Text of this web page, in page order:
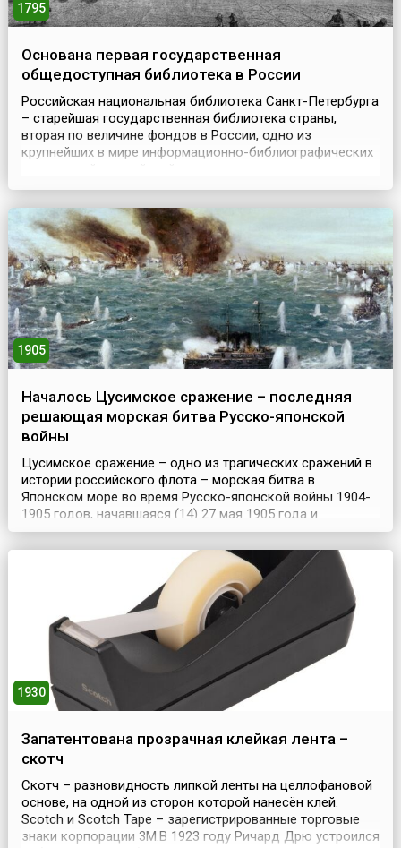
1795
Основана первая государственная
общедоступная библиотека в России
Российская национальная библиотека Санкт-Петербурга
– старейшая государственная библиотека страны,
вторая по величине фондов в России, одно из
крупнейших в мире информационно-библиографических
исследовательской и научно-методической работы в
книговедения. (16) 27 мая 1795 года Указом
императрицы Екатерины II была соз...
1905
Началось Цусимское сражение – последняя
решающая морская битва Русско-японской
войны
Цусимское сражение – одно из трагических сражений в
истории российского флота – морская битва в
Японском море во время Русско-японской войны 1904-
1905 годов, начавшаяся (14) 27 мая 1905 года и
продолжавшаяся 2 дня в Цусимском проливе.Сражению
предшествовал тяжелый переход русских кораблей из
Балтийского моря на Дальний Восток длиной 18 тысяч
миль (33 тыс. км). Японский флот имел преимущество в...
1930
Запатентована прозрачная клейкая лента –
скотч
Скотч – разновидность липкой ленты на целлофановой
основе, на одной из сторон которой нанесён клей.
Scotch и Scotch Tape – зарегистрированные торговые
знаки корпорации 3M.В 1923 году Ричард Дрю устроился